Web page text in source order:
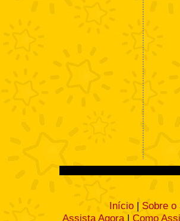
Início | Sobre o
Assista Agora| Como